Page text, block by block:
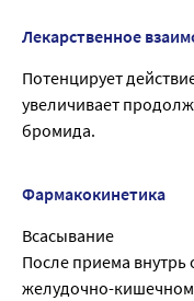
Лекарственное
Потенцирует
увеличивает
бромида.
Фармакокинетика
Всасывание
После приема внутрь
желудочно-кишечном